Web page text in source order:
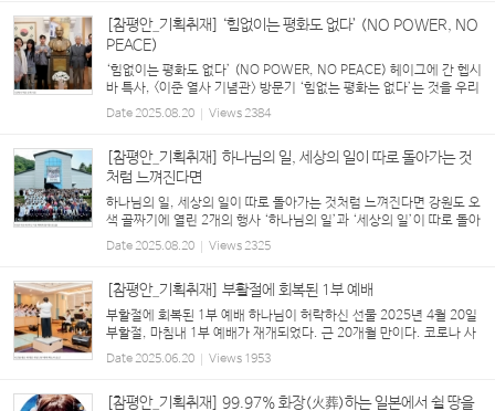
[참평안_기획취재] ‘힘없이는 평화도 없다’ (NO POWER, NO
PEACE)
‘힘없이는 평화도 없다’ (NO POWER, NO PEACE) 헤이그에 간 헵시
바 특사, <이준 열사 기념관> 방문기 ‘힘없는 평화는 없다’는 것을 우리
역사를 통해 가장 분명하게 보여 준 사례 가운데 하나로 1907년 네덜
란드 헤이그에서 열린 ‘제2차 만국평화...
Date2025.08.20 Views2384
[참평안_기획취재] 하나님의 일, 세상의 일이 따로 돌아가는 것
처럼 느껴진다면
하나님의 일, 세상의 일이 따로 돌아가는 것처럼 느껴진다면 강원도 오
색 골짜기에 열린 2개의 행사 ‘하나님의 일’과 ‘세상의 일’이 따로 돌아
가는 것처럼 느껴질 때가 많다. 세상사가 이해되지 않을 때, 하나님은
세상 일에는 선별적으로만 관여...
Date2025.08.20 Views2325
[참평안_기획취재] 부활절에 회복된 1부 예배
부활절에 회복된 1부 예배 하나님이 허락하신 선물 2025년 4월 20일
부활절, 마침내 1부 예배가 재개되었다. 근 20개월 만이다. 코로나 사
태로 일시 멈추었다가 회복되었으나 교회의 사정으로 다시 중단됐었
다. 주일 출근을 해야 해서, 지방으...
Date2025.06.20 Views 1953
[참평안_기획취재] 99.97% 화장(火葬)하는 일본에서 쉴 땅을